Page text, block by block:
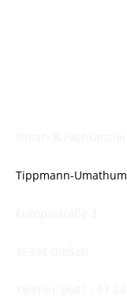
Tippmann-Umathum